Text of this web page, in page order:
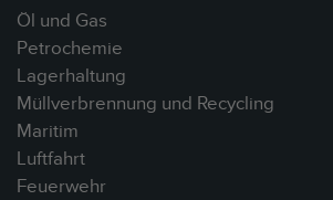
Öl und Gas
Petrochemie
Lagerhaltung
Müllverbrennung und Recycling
Maritim
Luftfahrt
Feuerwehr